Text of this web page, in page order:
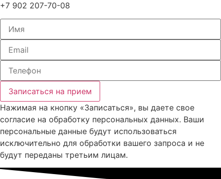
+7 902 207-70-08
Записаться на прием
Нажимая на кнопку «Записаться», вы даете свое
согласие на обработку персональных данных. Ваши
персональные данные будут использоваться
исключительно для обработки вашего запроса и не
будут переданы третьим лицам.